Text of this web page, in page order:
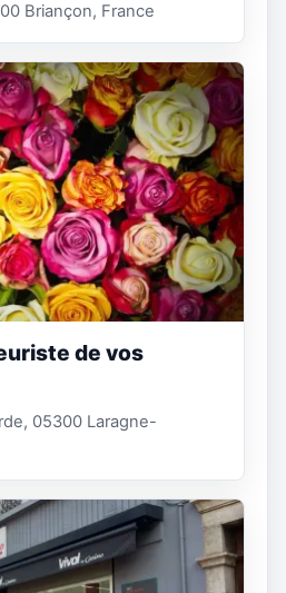
Briançon, France
de vos
05300 Laragne-